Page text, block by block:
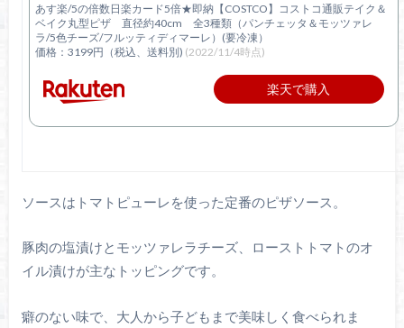
あす楽/5の倍数日楽カード5倍★即納【COSTCO】コストコ通販テイク＆
ベイク丸型ピザ 直径約40cm 全3種類（パンチェッタ＆モッツァレ
ラ/5色チーズ/フルッティディマーレ）(要冷凍）
価格：3199円（税込、送料別) (2022/11/4時点)
楽天で購入
ソースはトマトピューレを使った定番のピザソース。
豚肉の塩漬けとモッツァレラチーズ、ローストトマトのオ
イル漬けが主なトッピングです。
癖のない味で、大人から子どもまで美味しく食べられま